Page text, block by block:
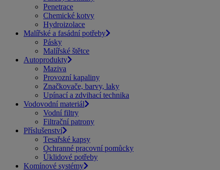
Penetrace
Chemické kotvy
Hydroizolace
Malířské a fasádní potřeby
Pásky
Malířské štětce
Autoprodukty
Maziva
Provozní kapaliny
Značkovače, barvy, laky
Upínací a zdvihací technika
Vodovodní materiál
Vodní filtry
Filtrační patrony
Příslušenství
Tesařské kapsy
Ochranné pracovní pomůcky
Úklidové potřeby
Komínové systémy